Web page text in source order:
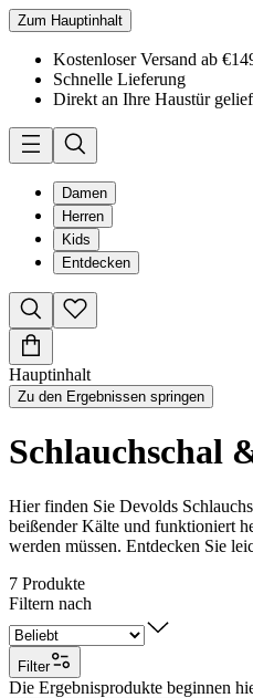
Zum Hauptinhalt
Kostenloser Versand ab
Schnelle Lieferung
Direkt an Ihre Haustür
Damen
Herren
Kids
Entdecken
Hauptinhalt
Zu den Ergebnissen springen
Schlauchschal
Hier finden Sie Devolds
beißender Kälte und funktioniert
werden müssen. Entdecken Sie
7 Produkte
Filtern nach
Filter
Die Ergebnisprodukte beginnen